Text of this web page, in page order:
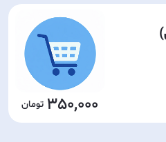
350,000